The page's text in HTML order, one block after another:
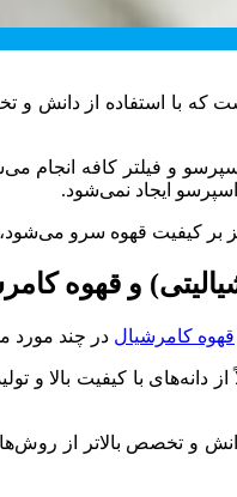
با استفاده از دانش و
و فیلتر کافه انجام
ایجاد نمی‌شود.
کیفیت قهوه سرو می‌شود،
و قهوه
قهوه کامرشیال در چند مورد
دانه‌های با کیفیت بالا و
و تخصص بالاتر از